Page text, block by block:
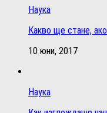
Наука
Какво ще стане,
10 юни, 2017
Наука